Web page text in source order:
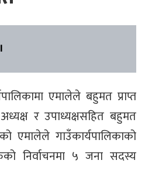
।
एमालेले बहुमत प्राप्त
र उपाध्यक्षसहित बहुमत
एमालेले गाउँकार्यपालिकाको
निर्वाचनमा ५ जना सदस्य